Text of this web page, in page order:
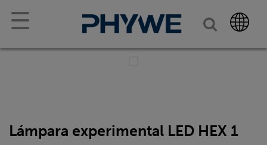
☰
Lámpara experimental LED HEX 1